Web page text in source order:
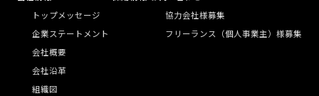
トップメッセージ
企業ステートメント
会社概要
会社沿革
組織図
協力会社様募集
フリーランス（個人事業主）様募集